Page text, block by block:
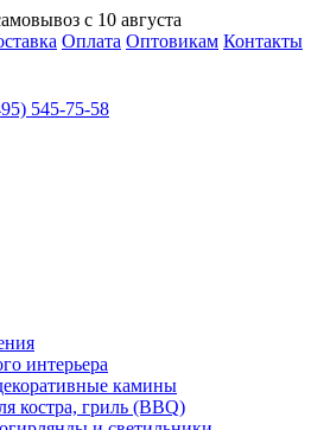
с 10 августа
Оплата Оптовикам Контакты
545-75-58
интерьера
камины
костра, гриль (BBQ)